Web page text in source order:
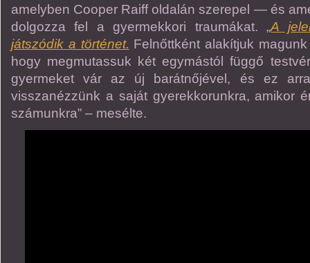
amelyben Cooper Raiff oldalán szerepel — és
dolgozza fel a gyermekkori traumákat. „A
játszódik a történet. Felnőttként alakítjuk
hogy megmutassuk két egymástól függő
gyermeket vár az új barátnőjével, és ez
visszanézzünk a saját gyerekkorunkra, amikor
számunkra” – mesélte.